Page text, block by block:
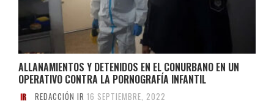
ALLANAMIENTOS Y DETENIDOS EN EL CONURBANO EN UN
OPERATIVO CONTRA LA PORNOGRAFÍA INFANTIL
REDACCIÓN IR 16 SEPTIEMBRE, 2022